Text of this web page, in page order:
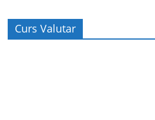
Curs Valutar